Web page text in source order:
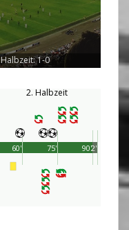
Halbzeit: 1-0
2. Halbzeit
90'
60' 75' 2'